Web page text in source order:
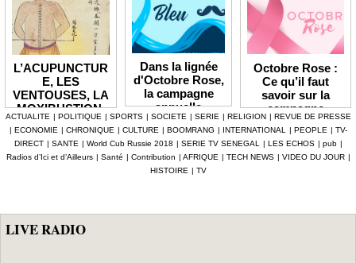
L’ACUPUNCTUR
E, LES
VENTOUSES, LA
MOXIBUSTION,
LE MASSAGE
THÉRAPEUTIQU
E ET LE
BADUANJIN : La
au plateau
médical
Dans la lignée
d'Octobre Rose,
la campagne
annuelle
Novembre Bleu
vise à
sensibiliser sur
les maladies
masculines
Octobre Rose :
Ce qu’il faut
savoir sur la
campagne
ACTUALITE | POLITIQUE | SPORTS | SOCIETE | SERIE | RELIGION | REVUE DE PRESSE
| ECONOMIE | CHRONIQUE | CULTURE | BOOMRANG | INTERNATIONAL | PEOPLE | TV-
DIRECT | SANTE | World Cub Russie 2018 | SERIE TV SENEGAL | LES ECHOS | pub |
Radios d’Ici et d’Ailleurs | Santé | Contribution | AFRIQUE | TECH NEWS | VIDEO DU JOUR |
HISTOIRE | TV
LIVE RADIO